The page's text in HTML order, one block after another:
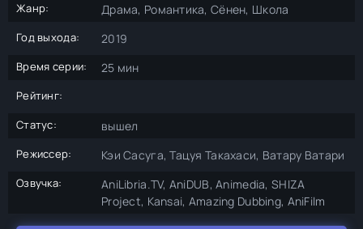
Жанр: Драма, Романтика, Сёнен, Школа
Год выхода: 2019
Время серии: 25 мин
Рейтинг:
Статус:
вышел
Режиссер: Кэи Сасуга, Тацуя Такахаси, Ватару Ватари
Озвучка:
AniLibria.TV, AniDUB, Animedia, SHIZA
Project, Kansai, Amazing Dubbing, AniFilm